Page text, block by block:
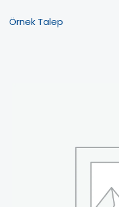
Örnek Talep